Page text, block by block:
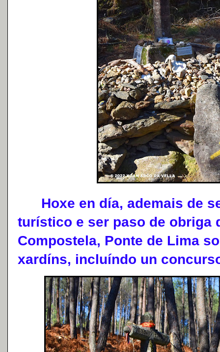
Hoxe en día, ademais de
turístico e ser paso de obriga
Compostela, Ponte de Lima
xardíns, incluíndo un